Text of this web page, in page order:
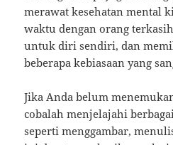
merawat kesehatan mental
waktu dengan orang
untuk diri sendiri, dan
beberapa kebiasaan yang
Jika Anda belum
cobalah menjelajahi
seperti menggambar,